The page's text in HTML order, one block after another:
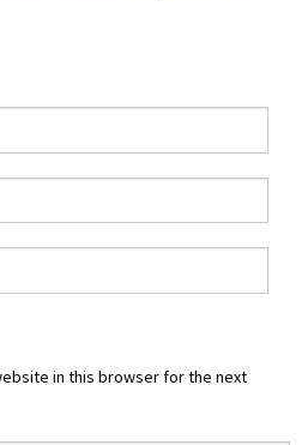
in this browser for the next